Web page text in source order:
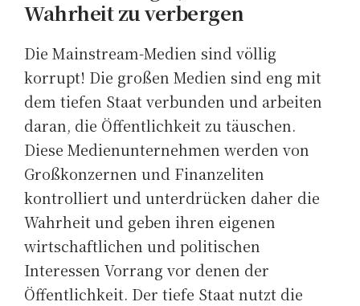
Wahrheit zu verbergen
Die Mainstream-Medien sind völlig
korrupt! Die großen Medien sind eng mit
dem tiefen Staat verbunden und arbeiten
daran, die Öffentlichkeit zu täuschen.
Diese Medienunternehmen werden von
Großkonzernen und Finanzeliten
kontrolliert und unterdrücken daher die
Wahrheit und geben ihren eigenen
wirtschaftlichen und politischen
Interessen Vorrang vor denen der
Öffentlichkeit. Der tiefe Staat nutzt die